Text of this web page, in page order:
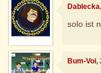
Dablecka
solo ist
Bum-Voi,